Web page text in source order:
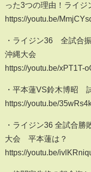
った3つの理由！ライジ
https://youtu.be/
・ライジン36 全試合
沖縄大会
https://youtu.be/xPT1T-
・平本蓮VS鈴木博昭
https://youtu.be/
・ライジン36 全試合
大会 平本蓮は？
https://youtu.be/